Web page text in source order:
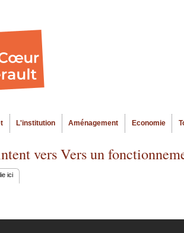
L'institution Aménagement Economie
vers Vers un
ici